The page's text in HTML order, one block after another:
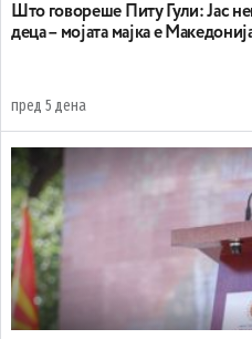
Што говореше Питу Гули: Јас
деца – мојата мајка е
пред 5 дена